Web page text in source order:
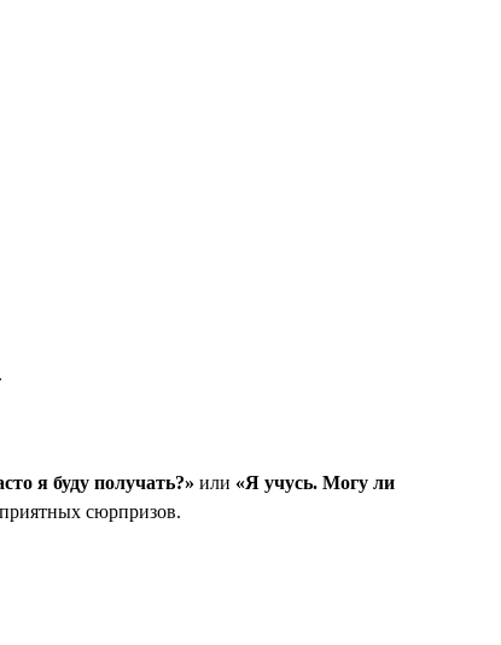
я буду получать?» или «Я учусь. Могу ли
сюрпризов.